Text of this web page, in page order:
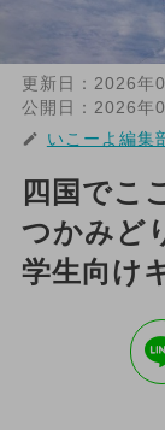
更新日： 2026年
公開日： 2026年
いこーよ編集
四国でこ
つかみど
学生向け